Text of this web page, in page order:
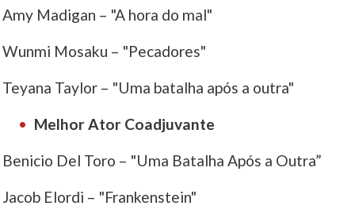
Amy Madigan – "A hora do mal"
Wunmi Mosaku – "Pecadores"
Teyana Taylor – "Uma batalha após a outra"
Melhor Ator Coadjuvante
Benicio Del Toro – "Uma Batalha Após a Outra”
Jacob Elordi – "Frankenstein"